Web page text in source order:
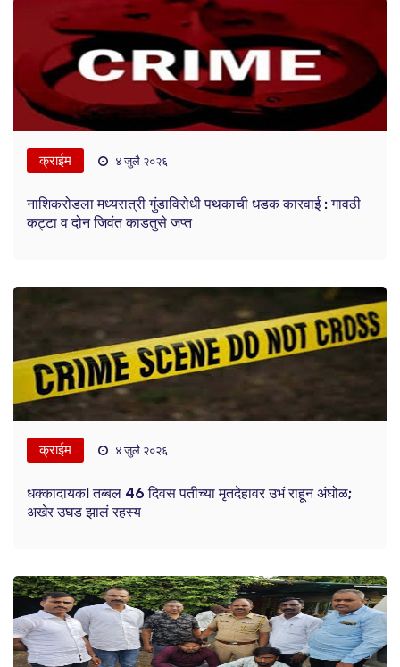
क्राईम ४ जुलै २०२६
नाशिकरोडला मध्यरात्री गुंडाविरोधी पथकाची धडक कारवाई : गावठी
कट्टा व दोन जिवंत काडतुसे जप्त
क्राईम ४ जुलै २०२६
धक्कादायक! तब्बल 46 दिवस पतीच्या मृतदेहावर उभं राहून अंघोळ;
अखेर उघड झालं रहस्य